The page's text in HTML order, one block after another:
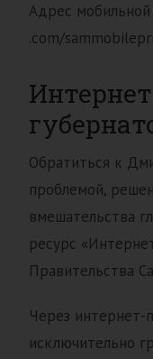
Адрес
.com/
Обратиться к
проблемой,
вмешательства
ресурс
Правительства
Через
исключительно